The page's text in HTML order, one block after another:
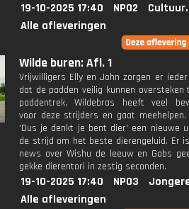
19-10-2025 17:40 NPO2
Alle afleveringen
Wilde buren: Afl. 1
Vrijwilligers Elly en John zorgen er
dat de padden veilig kunnen oversteken
paddentrek. Wildebras heeft veel
voor deze strijders en gaat meehelpen.
'Dus je denkt je bent dier' een nieuwe
de strijd om het beste dierengeluid. Er
news over Wishu de leeuw en Gabs
gekke dierentori in zestig seconden.
19-10-2025 17:40 NPO3
Alle afleveringen